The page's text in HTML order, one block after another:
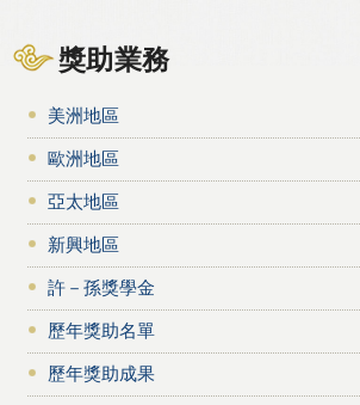
獎助業務
美洲地區
歐洲地區
亞太地區
新興地區
許－孫獎學金
歷年獎助名單
歷年獎助成果